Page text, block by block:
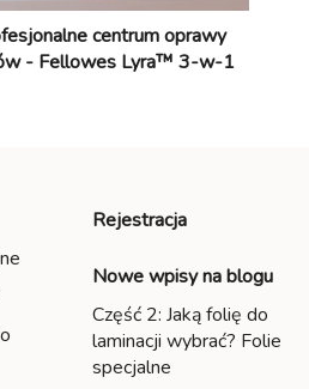
centrum oprawy
- Fellowes Lyra™ 3-w-1
Rejestracja
Nowe wpisy na blogu
Część 2: Jaką folię do
laminacji wybrać? Folie
specjalne